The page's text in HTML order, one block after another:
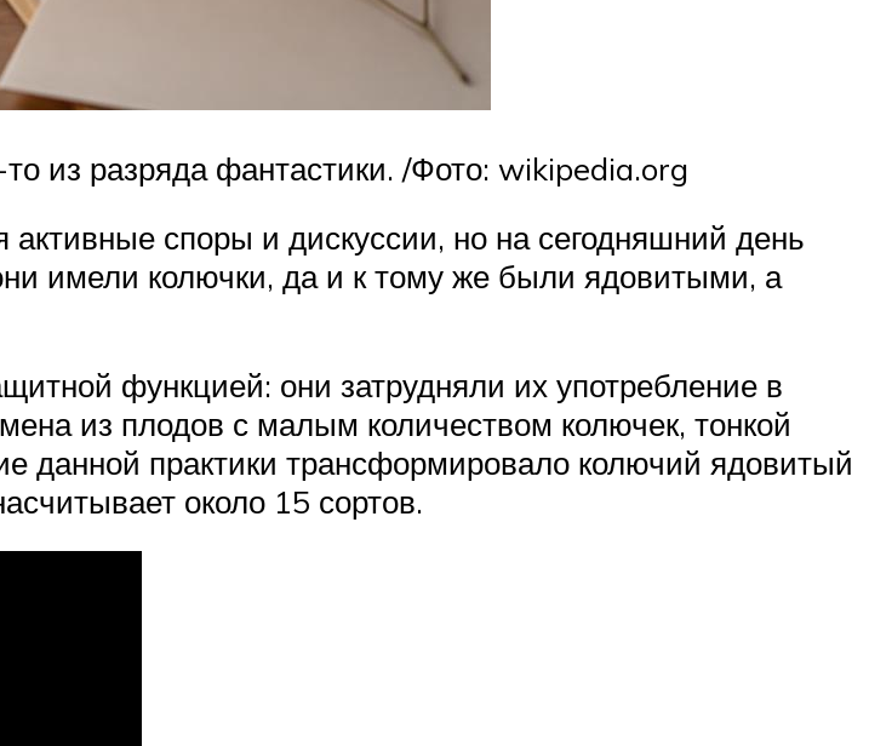
из разряда фантастики. /Фото: wikipedia.org
споры и дискуссии, но на сегодняшний день
имели колючки, да и к тому же были ядовитыми, а
функцией: они затрудняли их употребление в
из плодов с малым количеством колючек, тонкой
данной практики трансформировало колючий ядовитый
около 15 сортов.